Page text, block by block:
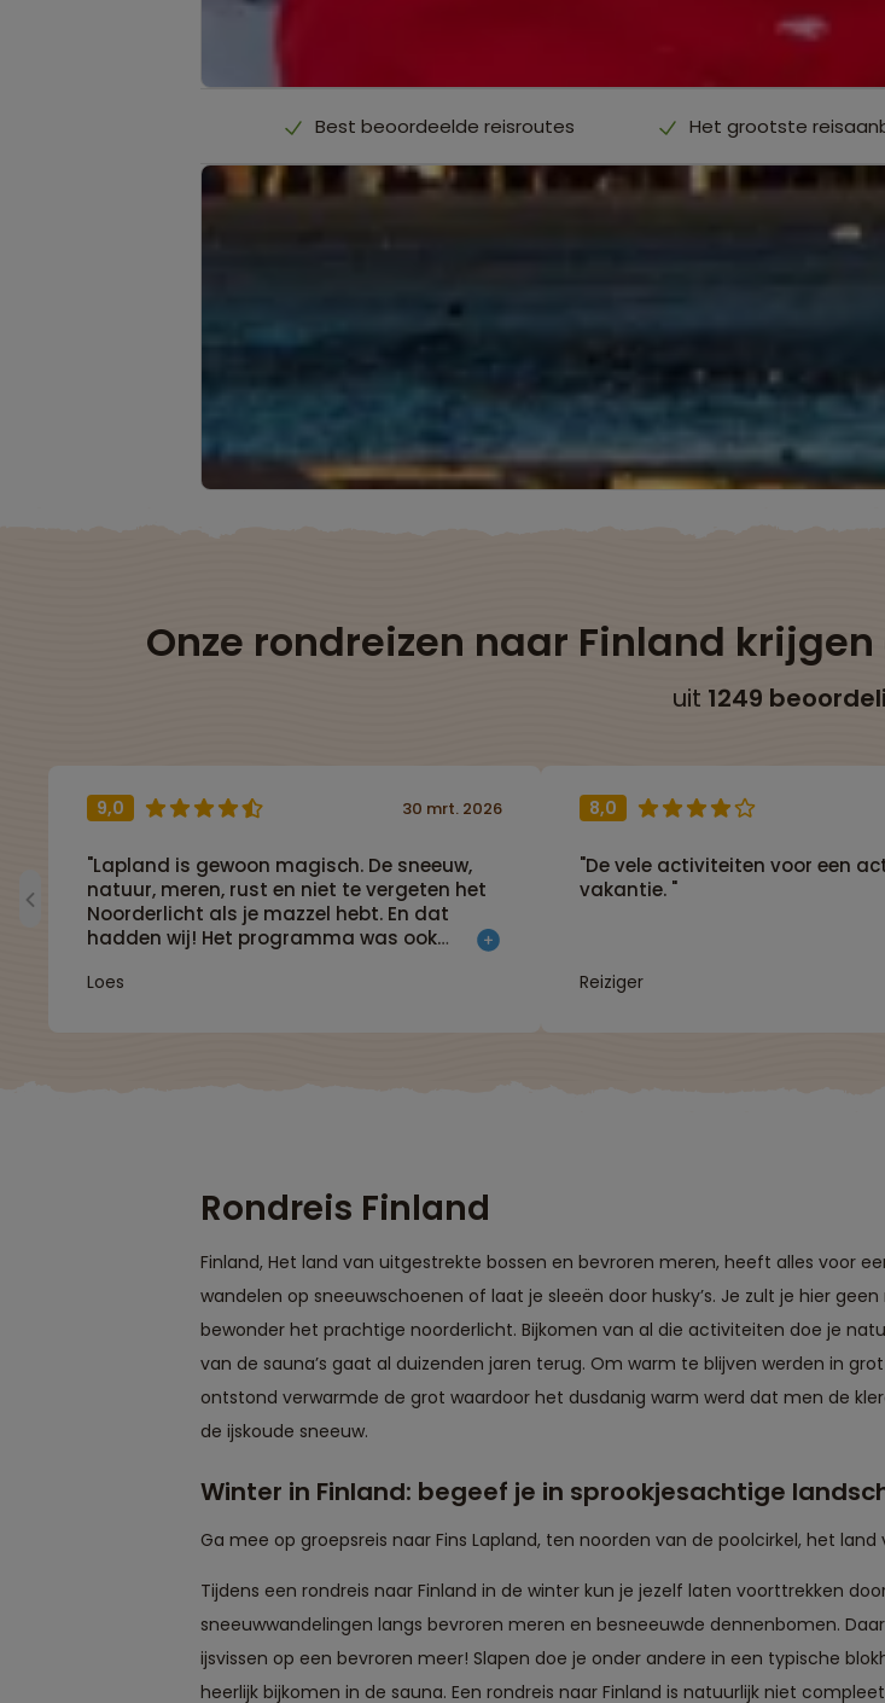
Best beoordeelde reisroutes Het grootste
Onze rondreizen naar Finland
uit 1249
9,0
"Lapland is gewoon magisch. De sneeuw,
natuur, meren, rust en niet te vergeten het
Noorderlicht als je mazzel hebt. En dat
hadden wij! Het programma was ook
Loes
30 mrt. 2026 8,0
"De vele activiteiten voor een
vakantie. "
Reiziger
Rondreis Finland
Finland, Het land van uitgestrekte bossen en bevroren meren, heeft alles voor
wandelen op sneeuwschoenen of laat je sleeën door husky’s. Je zult je hier
bewonder het prachtige noorderlicht. Bijkomen van al die activiteiten doe je
van de sauna’s gaat al duizenden jaren terug. Om warm te blijven werden in
ontstond verwarmde de grot waardoor het dusdanig warm werd dat men de
de ijskoude sneeuw.
Winter in Finland: begeef je in sprookjesachtige
Ga mee op groepsreis naar Fins Lapland, ten noorden van de poolcirkel, het land
Tijdens een rondreis naar Finland in de winter kun je jezelf laten voorttrekken
sneeuwwandelingen langs bevroren meren en besneeuwde dennenbomen.
ijsvissen op een bevroren meer! Slapen doe je onder andere in een typische
heerlijk bijkomen in de sauna. Een rondreis naar Finland is natuurlijk niet